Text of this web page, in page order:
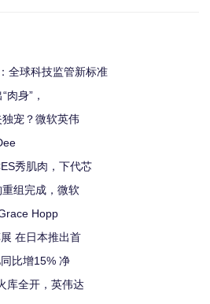
全球科技监管新标准
身”，
宠？微软英伟
秀肌肉，下代芯
组完成，微软
Hopp
在日本推出首
比增15% 净
库全开，英伟达